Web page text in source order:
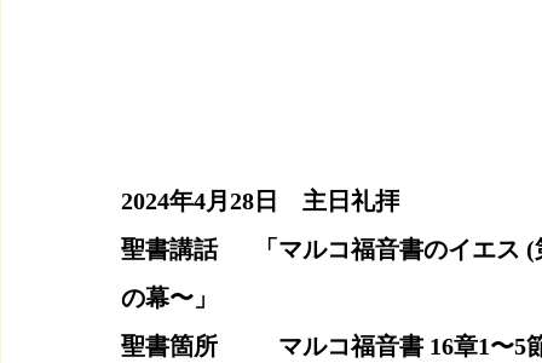
2024年4月28日　主日礼拝
聖書講話　  「マルコ福音書のイエス
の幕〜」
聖書箇所　　  マルコ福音書 16章1〜5